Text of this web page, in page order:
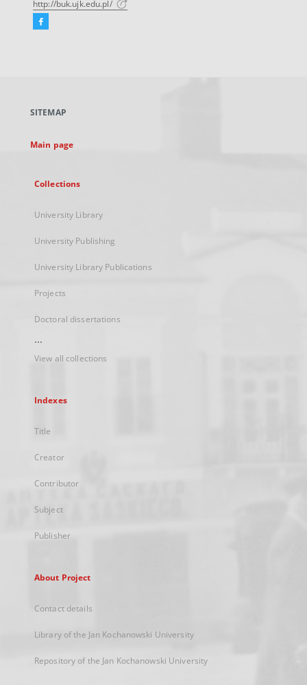
http://buk.ujk.edu.pl/
Facebook
new
SITEMAP
Main page
Collections
University Library
University Publishing
University Library Publications
Projects
Doctoral dissertations
...
View all collections
Indexes
Title
Creator
Contributor
Subject
Publisher
About Project
Contact details
Library of the Jan Kochanowski University
Repository of the Jan Kochanowski University